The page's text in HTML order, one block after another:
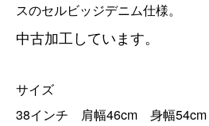
スのセルビッジデニム仕様。
中古加工しています。
サイズ
38インチ 肩幅46cm 身幅